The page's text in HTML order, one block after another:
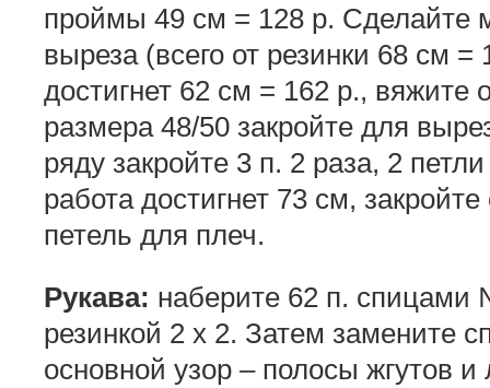
проймы 49 см = 128 р. Сделайте
выреза (всего от резинки 68 см =
достигнет 62 см = 162 р., вяжите
размера 48/50 закройте для
ряду закройте 3 п. 2 раза, 2
работа достигнет 73 см,
петель для плеч.
Рукава: наберите 62 п.
резинкой 2 х 2. Затем замените
основной узор – полосы жгутов